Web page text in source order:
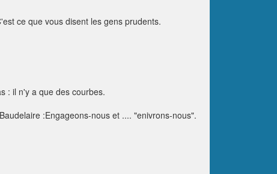
ce que vous disent les gens prudents.
: il n'y a que des courbes.
:Engageons-nous et .... "enivrons-nous".